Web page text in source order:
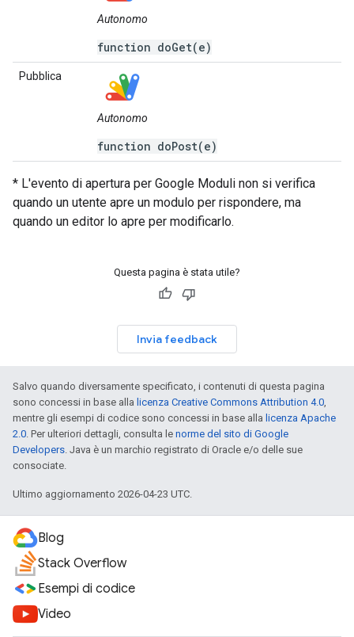
Autonomo
function doGet(e)
Pubblica
Autonomo
function doPost(e)
* L'evento di apertura per Google Moduli non si verifica
quando un utente apre un modulo per rispondere, ma
quando un editor lo apre per modificarlo.
Questa pagina è stata utile?
Invia feedback
Salvo quando diversamente specificato, i contenuti di questa pagina
sono concessi in base alla licenza Creative Commons Attribution 4.0,
mentre gli esempi di codice sono concessi in base alla licenza Apache
2.0. Per ulteriori dettagli, consulta le norme del sito di Google
Developers. Java è un marchio registrato di Oracle e/o delle sue
consociate.
Ultimo aggiornamento 2026-04-23 UTC.
Blog
Stack Overflow
Esempi di codice
Video